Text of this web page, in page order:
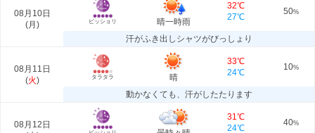
08月10日
(月 ) ビッショリ 晴一時雨
32℃
27℃
50%
汗がふき出しシャツがびっしょり
08月11日
(火) タラタラ 晴
33℃
24℃
10%
動かなくても、汗がしたたります
08月12日
31℃
24℃
40%